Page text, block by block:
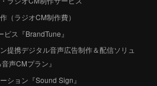
（ラジオCM制作費）
ス『BrandTune』
提携デジタル音声広告制作＆配信ソリュ
声CMプラン』
ション『Sound Sign』